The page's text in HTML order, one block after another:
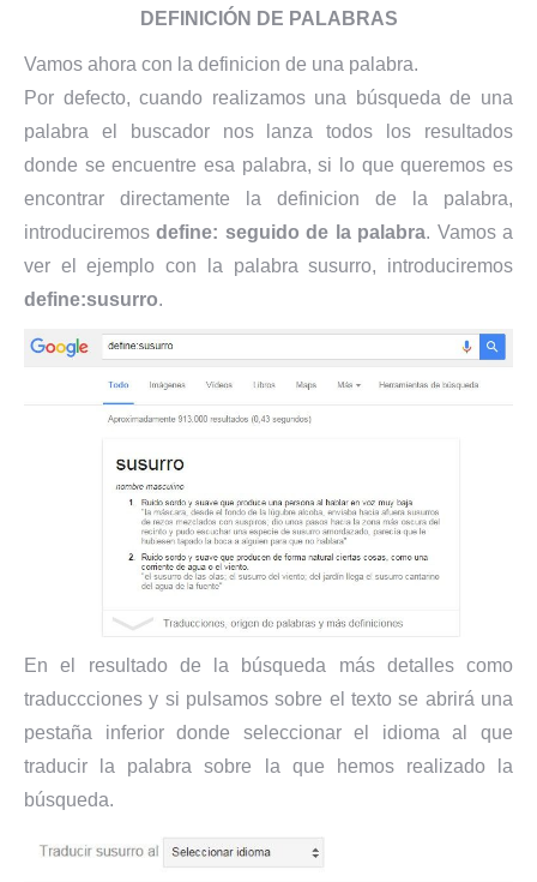
DEFINICIÓN DE PALABRAS
Vamos ahora con la definicion de una palabra.
Por defecto, cuando realizamos una búsqueda de una
palabra el buscador nos lanza todos los resultados
donde se encuentre esa palabra, si lo que queremos es
encontrar directamente la definicion de la palabra,
introduciremosdefine: seguido de la palabra. Vamos a
ver el ejemplo con la palabra susurro, introduciremos
define:susurro.
En el resultado de la búsqueda más detalles como
traduccciones y si pulsamos sobre el texto se abrirá una
pestaña inferior donde seleccionar el idioma al que
traducir la palabra sobre la que hemos realizado la
búsqueda.